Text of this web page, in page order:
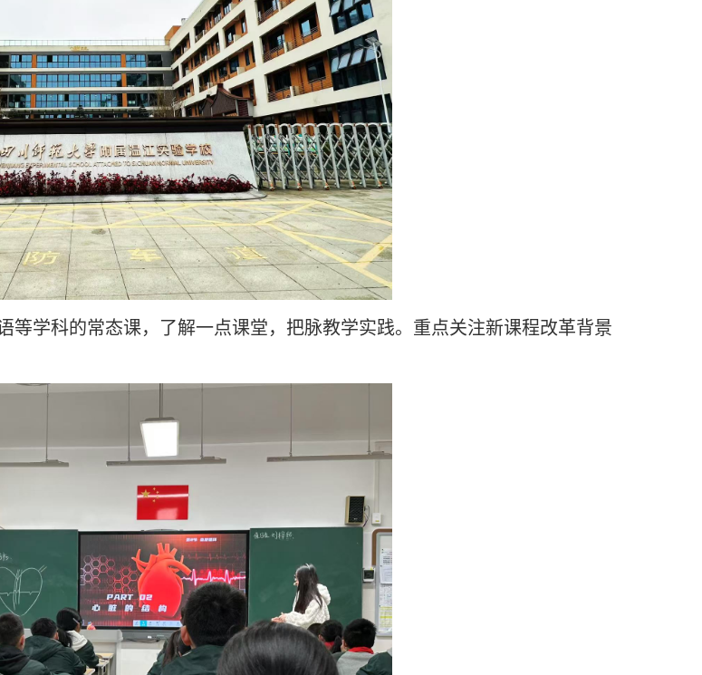
等学科的常态课，了解一点课堂，把脉教学实践。重点关注新课程改革背景